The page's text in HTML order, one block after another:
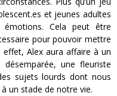
et jeunes adultes
Cela peut être
pour pouvoir mettre
Alex aura affaire à un
une fleuriste
sujets lourds dont nous
un stade de notre vie.